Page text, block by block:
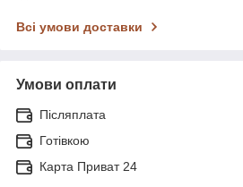
Всі умови доставки
Умови оплати
Післяплата
Готівкою
Карта Приват 24